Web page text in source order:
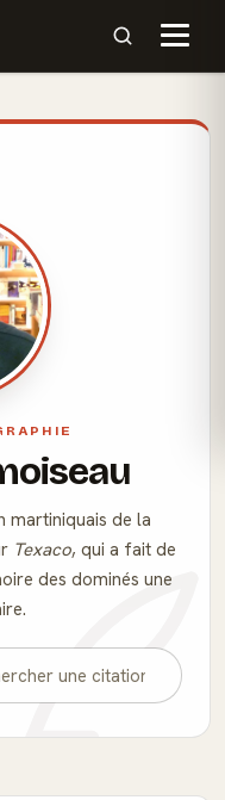
martiniquais de la
Texaco, qui a fait de
des dominés une